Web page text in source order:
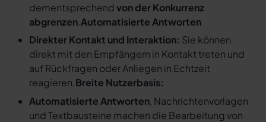
dementsprechendvon der Konkurrenz
abgrenzen.Automatisierte Antworten
Direkter Kontakt und Interaktion: Sie können
direkt mit den Empfängern in Kontakt treten und
auf Rückfragen oder Anliegen in Echtzeit
reagieren.Breite Nutzerbasis:
Automatisierte Antworten, Nachrichtenvorlagen
und Textbausteine machen die Bearbeitung von